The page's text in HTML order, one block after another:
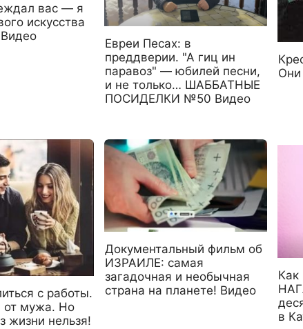
вас — я
искусства
Евреи Песах: в
преддверии. "А гиц ин
паравоз" — юбилей песни,
и не только… ШАББАТНЫЕ
ПОСИДЕЛКИ №50 Видео
с работы.
от мужа. Но
жизни нельзя!
Документальный фильм об
ИЗРАИЛЕ: самая
загадочная и необычная
страна на планете! Видео
Как
в